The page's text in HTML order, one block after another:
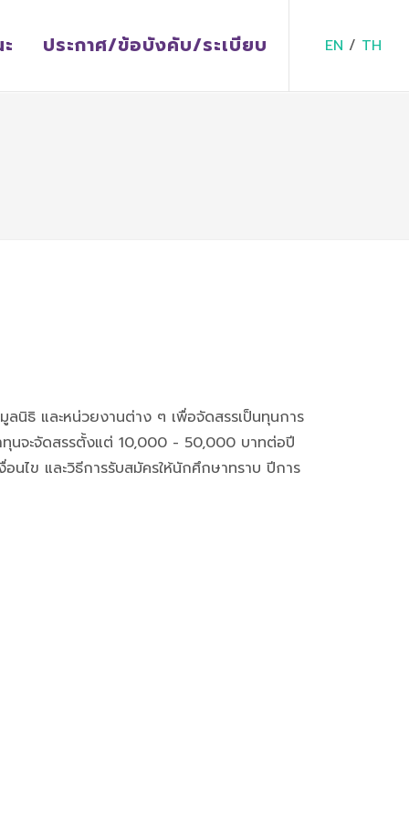
EN / TH
ประกาศ/ข้อบังคับ/ระเบียบ
นิธิ และหน่วยงานต่าง ๆ เพื่อจัดสรรเป็นทุนการ
นจะจัดสรรตั้งแต่ 10,000 - 50,000 บาทต่อปี
ไข และวิธีการรับสมัครให้นักศึกษาทราบ ปีการ